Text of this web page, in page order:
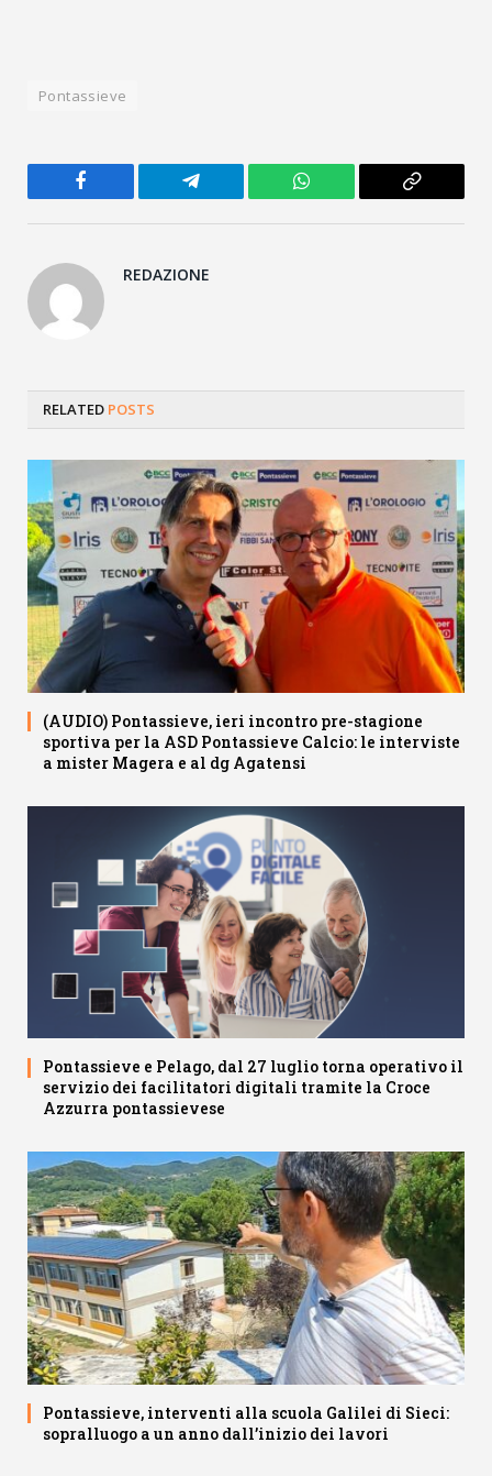
Pontassieve
Facebook Telegram WhatsApp
Copy
REDAZIONE
RELATED POSTS
(AUDIO) Pontassieve, ieri incontro pre-stagione
sportiva per la ASD Pontassieve Calcio: le interviste
a mister Magera e al dg Agatensi
Pontassieve e Pelago, dal 27 luglio torna operativo il
servizio dei facilitatori digitali tramite la Croce
Azzurra pontassievese
Pontassieve, interventi alla scuola Galilei di Sieci:
sopralluogo a un anno dall’inizio dei lavori